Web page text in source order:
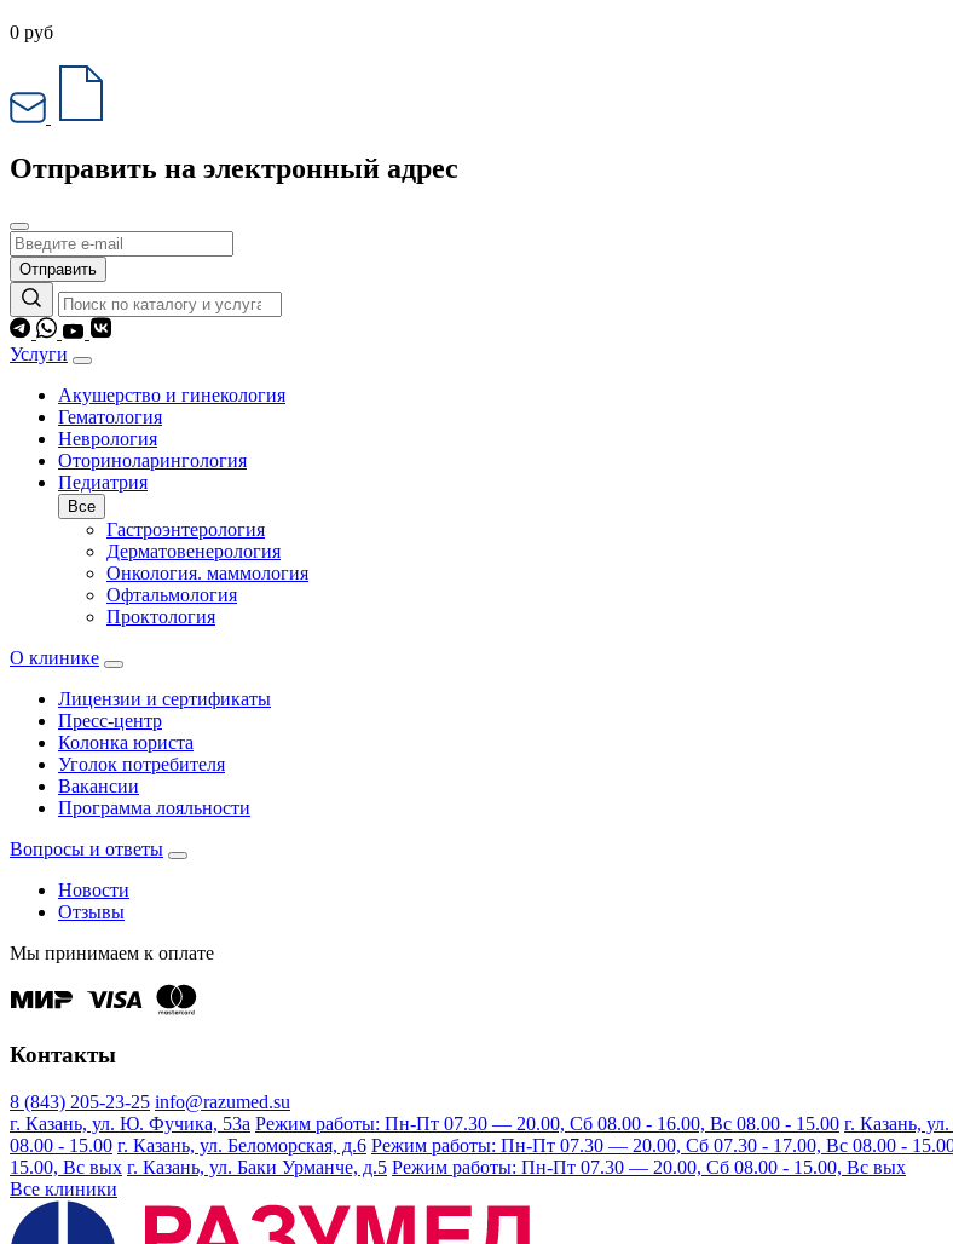
0 руб
Отправить на электронный адрес
Отправить
Услуги
Акушерство и гинекология
Гематология
Неврология
Оториноларингология
Педиатрия
Все
Гастроэнтерология
Дерматовенерология
Онкология. маммология
Офтальмология
Проктология
О клинике
Лицензии и сертификаты
Пресс-центр
Колонка юриста
Уголок потребителя
Вакансии
Программа лояльности
Вопросы и ответы
Новости
Отзывы
Мы принимаем к оплате
Контакты
8 (843) 205-23-25 info@razumed.su
г. Казань, ул. Ю. Фучика, 53а Режим работы: Пн-Пт 07.30 — 20.00, Сб 08.00 - 16.00, Вс 08.00 - 15.00 г. Казань,
08.00 - 15.00 г. Казань, ул. Беломорская, д.6 Режим работы: Пн-Пт 07.30 — 20.00, Сб 07.30 - 17.00, Вс 08.00 -
15.00, Вс вых г. Казань, ул. Баки Урманче, д.5 Режим работы: Пн-Пт 07.30 — 20.00, Сб 08.00 - 15.00, Вс вых
Все клиники